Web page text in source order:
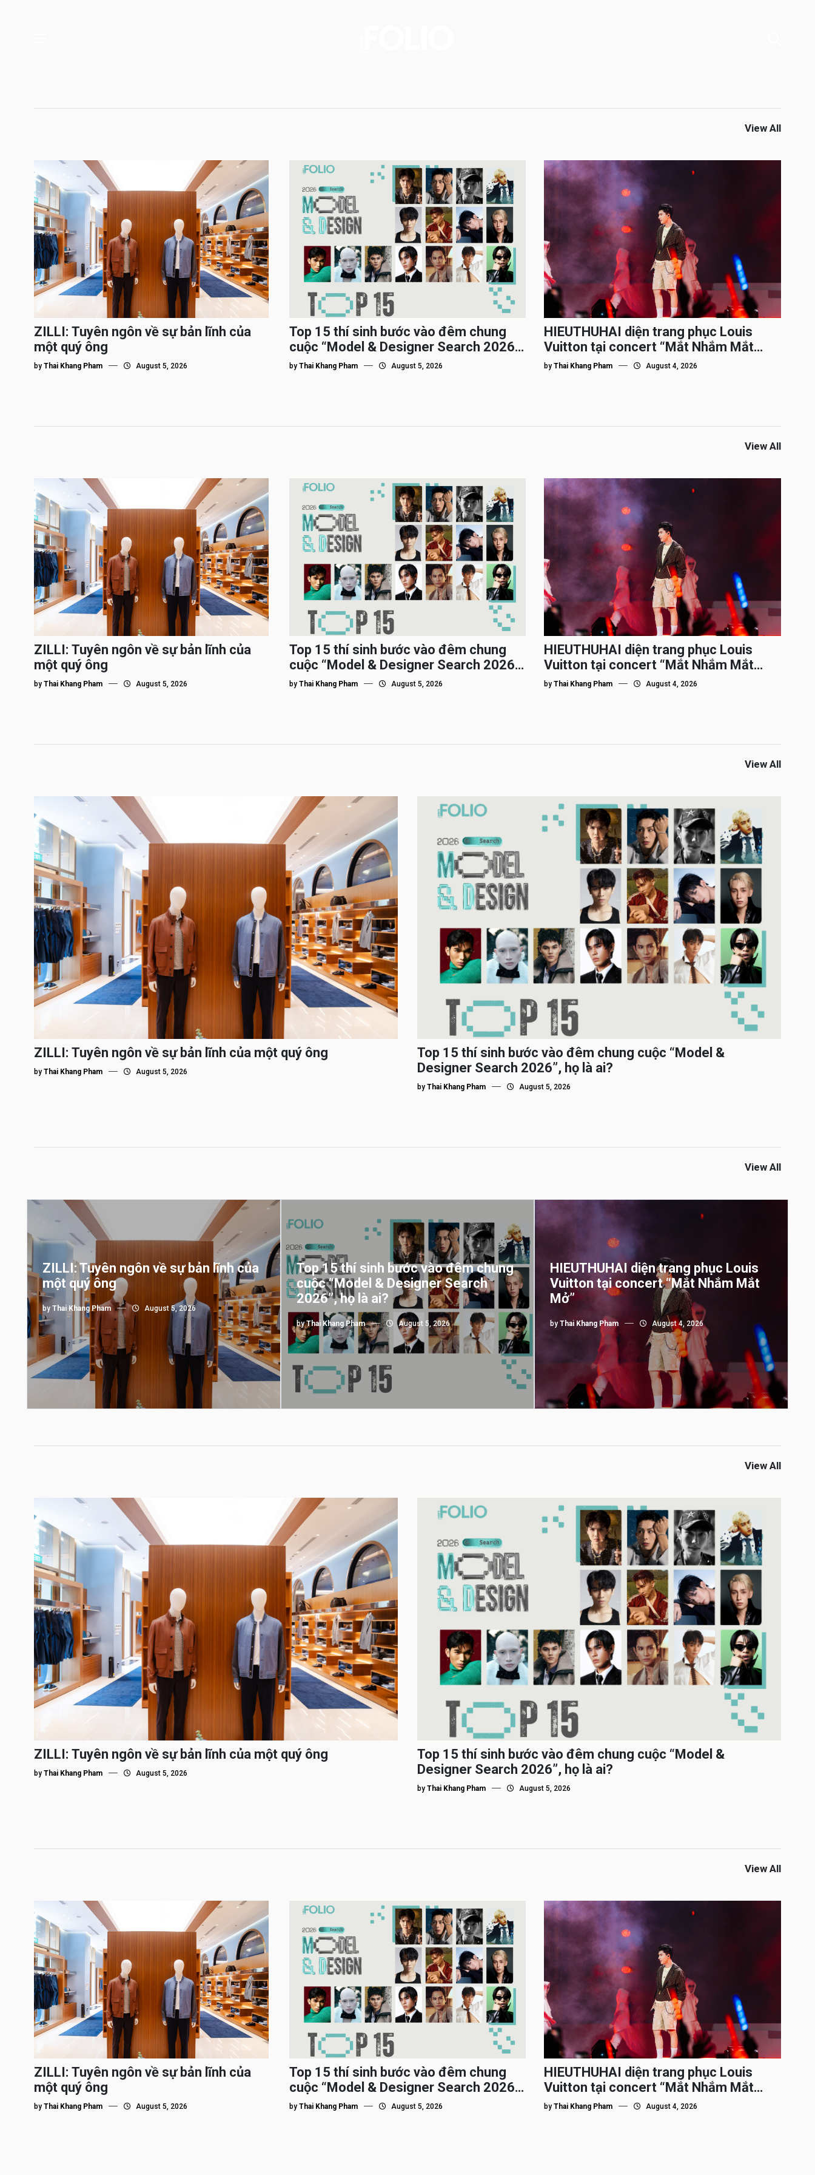
View All
ZILLI: Tuyên ngôn về sự bản lĩnh của
một quý ông
by Thai Khang Pham August 5, 2026
Top 15 thí sinh bước vào đêm chung
cuộc “Model & Designer Search 2026”,
họ là ai?
by Thai Khang Pham August 5, 2026
HIEUTHUHAI diện trang phục Louis
Vuitton tại concert “Mắt Nhắm Mắt
Mở”
byThai Khang Pham August 4, 2026
View All
ZILLI: Tuyên ngôn về sự bản lĩnh của
một quý ông
by Thai Khang Pham August 5, 2026
Top 15 thí sinh bước vào đêm chung
cuộc “Model & Designer Search 2026”,
họ là ai?
by Thai Khang Pham August 5, 2026
HIEUTHUHAI diện trang phục Louis
Vuitton tại concert “Mắt Nhắm Mắt
Mở”
byThai Khang Pham August 4, 2026
View All
ZILLI: Tuyên ngôn về sự bản lĩnh của một quý ông
by Thai Khang Pham August 5, 2026
Top 15 thí sinh bước vào đêm chung cuộc “Model &
Designer Search 2026”, họ là ai?
by Thai Khang Pham August 5, 2026
View All
ZILLI: Tuyên ngôn về sự bản lĩnh của
một quý ông
by Thai Khang Pham August 5, 2026
Top 15 thí sinh bước vào đêm chung
cuộc “Model & Designer Search
2026”, họ là ai?
byThai Khang Pham August 5, 2026
HIEUTHUHAI diện trang phục Louis
Vuitton tại concert “Mắt Nhắm Mắt
Mở”
byThai Khang Pham August 4, 2026
View All
ZILLI: Tuyên ngôn về sự bản lĩnh của một quý ông
by Thai Khang Pham August 5, 2026
Top 15 thí sinh bước vào đêm chung cuộc “Model &
Designer Search 2026”, họ là ai?
by Thai Khang Pham August 5, 2026
View All
ZILLI: Tuyên ngôn về sự bản lĩnh của
một quý ông
by Thai Khang Pham August 5, 2026
Top 15 thí sinh bước vào đêm chung
cuộc “Model & Designer Search 2026”,
họ là ai?
by Thai Khang Pham August 5, 2026
HIEUTHUHAI diện trang phục Louis
Vuitton tại concert “Mắt Nhắm Mắt
Mở”
byThai Khang Pham August 4, 2026